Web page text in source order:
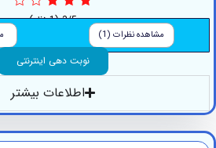
3/5 (1 نظر)
مشاهده نظرات (1) مشاهده
نوبت دهی اینترنتی
اطلاعات بیشتر